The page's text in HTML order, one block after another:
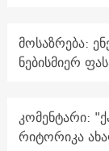
მოსაზრება:
ნებისმიერ
კომენტარი:
რიტორიკა